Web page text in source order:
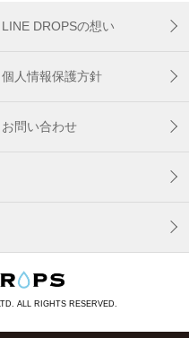
LINE DROPSの想い
個人情報保護方針
お問い合わせ
ALL RIGHTS RESERVED.